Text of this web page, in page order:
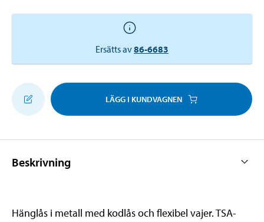
Ersätts av86-6683
LÄGG I KUNDVAGNEN
Beskrivning
Hänglås i metall med kodlås och flexibel vajer. TSA-